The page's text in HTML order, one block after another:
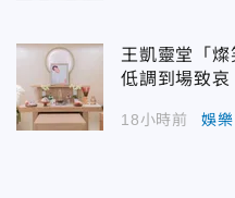
王凱靈堂「
低調到場致哀
18小時前 娛樂